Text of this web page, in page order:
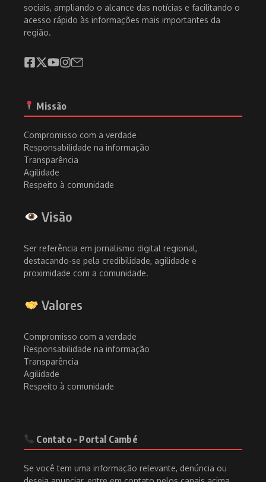
sociais, ampliando o alcance das notícias e facilitando o
acesso rápido às informações mais importantes da
região.
Missão
Compromisso com a verdade
Responsabilidade na informação
Transparência
Agilidade
Respeito à comunidade
Visão
Ser referência em jornalismo digital regional,
destacando-se pela credibilidade, agilidade e
proximidade com a comunidade.
Valores
Compromisso com a verdade
Responsabilidade na informação
Transparência
Agilidade
Respeito à comunidade
Contato – Portal Cambé
Se você tem uma informação relevante, denúncia ou